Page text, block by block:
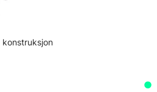
konstruksjon